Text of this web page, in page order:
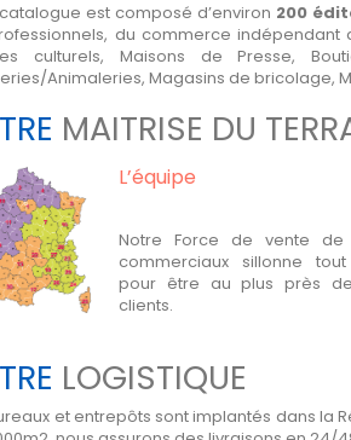
est composé d’environ 200
du commerce indépendant
culturels, Maisons de Presse,
Animaleries, Magasins de bricolage,
MAITRISE DU
L’équipe
Notre Force de vente de
commerciaux sillonne
pour être au plus près
clients.
LOGISTIQUE
et entrepôts sont implantés dans la